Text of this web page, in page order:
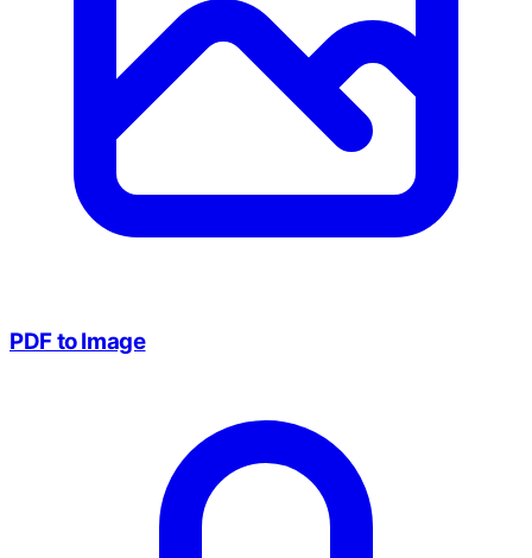
PDF to Image